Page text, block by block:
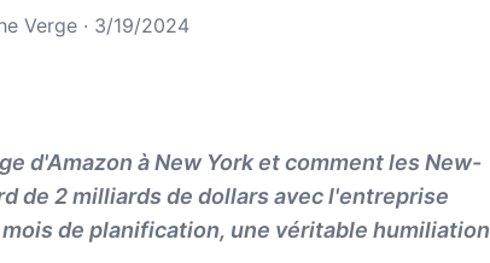
Verge · 3/19/2024
d'Amazon à New York et comment les New-
de 2 milliards de dollars avec l'entreprise
de planification, une véritable humiliation